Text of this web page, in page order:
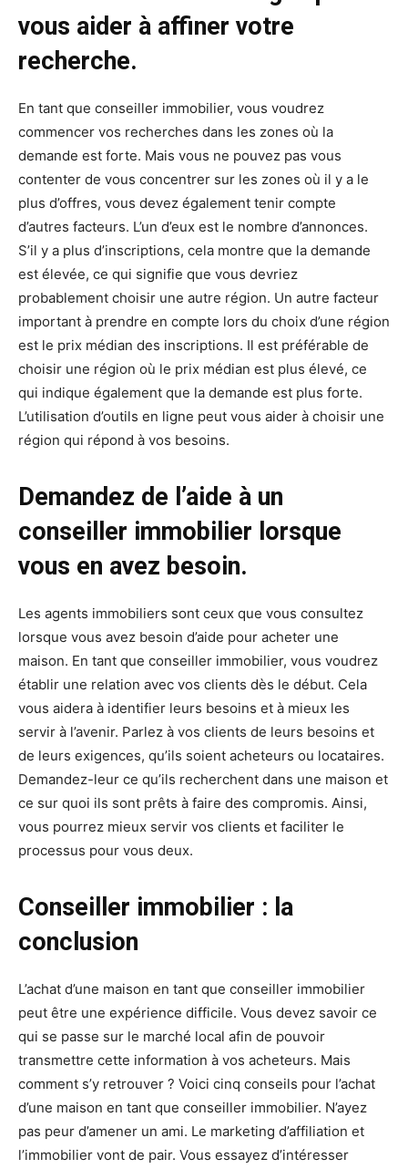
vous aider à affiner votre
recherche.
En tant que conseiller immobilier, vous voudrez
commencer vos recherches dans les zones où la
demande est forte. Mais vous ne pouvez pas vous
contenter de vous concentrer sur les zones où il y a le
plus d’offres, vous devez également tenir compte
d’autres facteurs. L’un d’eux est le nombre d’annonces.
S’il y a plus d’inscriptions, cela montre que la demande
est élevée, ce qui signifie que vous devriez
probablement choisir une autre région. Un autre facteur
important à prendre en compte lors du choix d’une région
est le prix médian des inscriptions. Il est préférable de
choisir une région où le prix médian est plus élevé, ce
qui indique également que la demande est plus forte.
L’utilisation d’outils en ligne peut vous aider à choisir une
région qui répond à vos besoins.
Demandez de l’aide à un
conseiller immobilier lorsque
vous en avez besoin.
Les agents immobiliers sont ceux que vous consultez
lorsque vous avez besoin d’aide pour acheter une
maison. En tant que conseiller immobilier, vous voudrez
établir une relation avec vos clients dès le début. Cela
vous aidera à identifier leurs besoins et à mieux les
servir à l’avenir. Parlez à vos clients de leurs besoins et
de leurs exigences, qu’ils soient acheteurs ou locataires.
Demandez-leur ce qu’ils recherchent dans une maison et
ce sur quoi ils sont prêts à faire des compromis. Ainsi,
vous pourrez mieux servir vos clients et faciliter le
processus pour vous deux.
Conseiller immobilier : la
conclusion
L’achat d’une maison en tant que conseiller immobilier
peut être une expérience difficile. Vous devez savoir ce
qui se passe sur le marché local afin de pouvoir
transmettre cette information à vos acheteurs. Mais
comment s’y retrouver ? Voici cinq conseils pour l’achat
d’une maison en tant que conseiller immobilier. N’ayez
pas peur d’amener un ami. Le marketing d’affiliation et
l’immobilier vont de pair. Vous essayez d’intéresser